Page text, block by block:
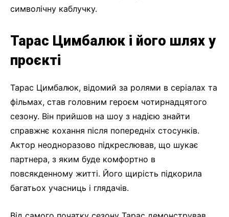
символічну каблучку.
Тарас Цимбалюк і його шлях у
проєкті
Тарас Цимбалюк, відомий за ролями в серіалах та
фільмах, став головним героєм чотирнадцятого
сезону. Він прийшов на шоу з надією знайти
справжнє кохання після попередніх стосунків.
Актор неодноразово підкреслював, що шукає
партнера, з яким буде комфортно в
повсякденному житті. Його щирість підкорила
багатьох учасниць і глядачів.